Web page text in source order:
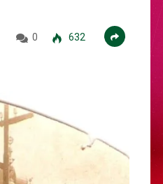
0 632